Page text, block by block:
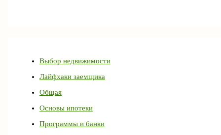
Выбор недвижимости
Лайфхаки заемщика
Общая
Основы ипотеки
Программы и банки